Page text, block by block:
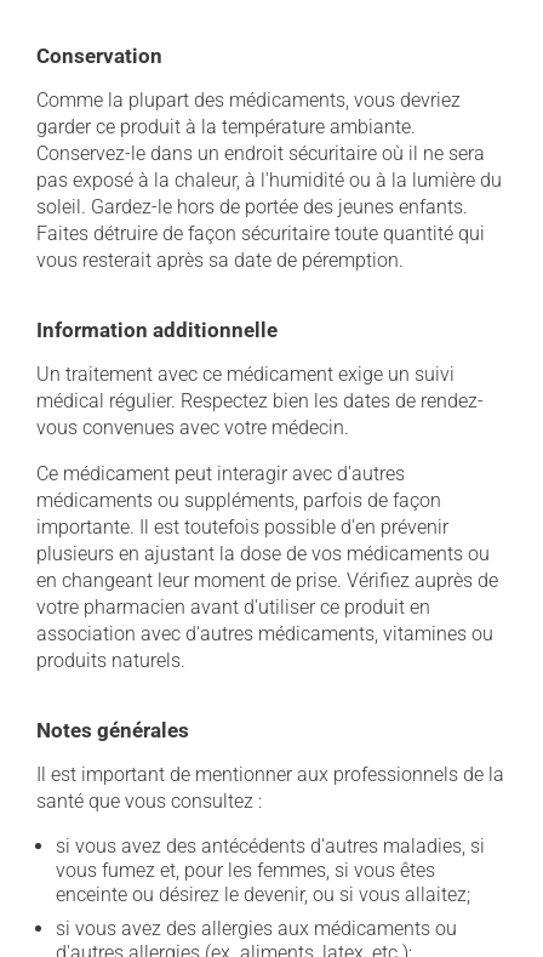
Conservation
Comme la plupart des médicaments, vous devriez
garder ce produit à la température ambiante.
Conservez-le dans un endroit sécuritaire où il ne sera
pas exposé à la chaleur, à l'humidité ou à la lumière du
soleil. Gardez-le hors de portée des jeunes enfants.
Faites détruire de façon sécuritaire toute quantité qui
vous resterait après sa date de péremption.
Information additionnelle
Un traitement avec ce médicament exige un suivi
médical régulier. Respectez bien les dates de rendez-
vous convenues avec votre médecin.
Ce médicament peut interagir avec d'autres
médicaments ou suppléments, parfois de façon
importante. Il est toutefois possible d'en prévenir
plusieurs en ajustant la dose de vos médicaments ou
en changeant leur moment de prise. Vérifiez auprès de
votre pharmacien avant d'utiliser ce produit en
association avec d'autres médicaments, vitamines ou
produits naturels.
Notes générales
Il est important de mentionner aux professionnels de la
santé que vous consultez :
si vous avez des antécédents d'autres maladies, si
vous fumez et, pour les femmes, si vous êtes
enceinte ou désirez le devenir, ou si vous allaitez;
si vous avez des allergies aux médicaments ou